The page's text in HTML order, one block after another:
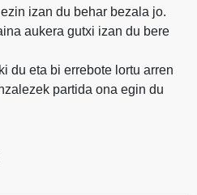
izan du behar bezala jo.
aukera gutxi izan du bere
du eta bi errebote lortu arren
partida ona egin du